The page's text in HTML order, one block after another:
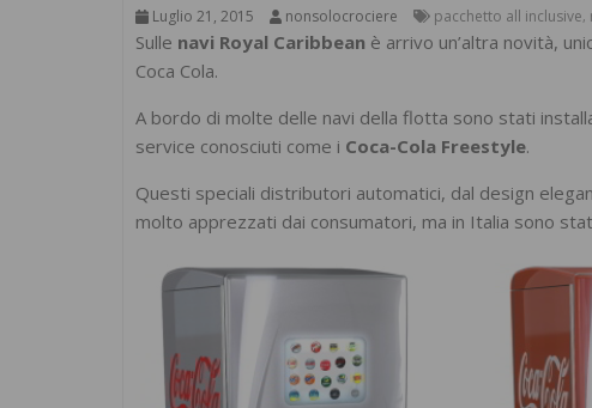
Luglio 21, 2015 nonsolocrociere pacchetto all inclusive,
Sulle navi Royal Caribbean è arrivo un’altra novità,
Coca Cola.
A bordo di molte delle navi della flotta sono stati
service conosciuti come i Coca-Cola Freestyle.
Questi speciali distributori automatici, dal design
molto apprezzati dai consumatori, ma in Italia sono